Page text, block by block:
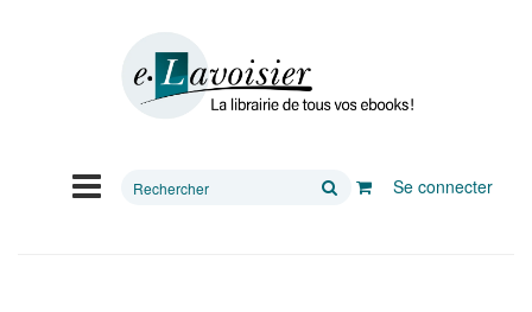
Rechercher
Se connecter